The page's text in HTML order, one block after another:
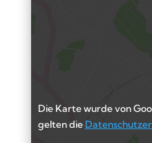
Die Karte wurde von
gelten die